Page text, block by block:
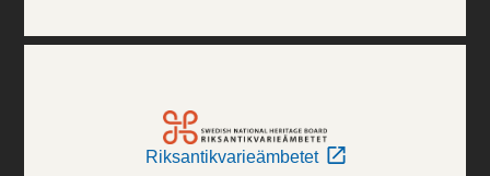
Riksantikvarieämbetet